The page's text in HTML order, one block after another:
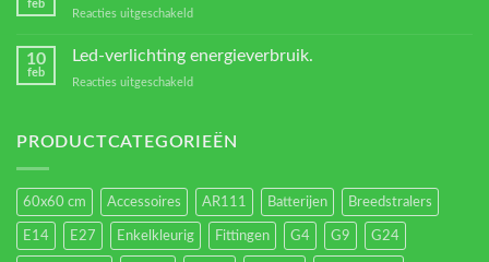
feb
Reacties uitgeschakeld
10
feb
Led-verlichting energieverbruik.
Reacties uitgeschakeld
energieverbruik.
PRODUCTCATEGORIEËN
60x60 cm Accessoires AR111 Batterijen Breedstralers
E14 E27 Enkelkleurig Fittingen G4 G9 G24